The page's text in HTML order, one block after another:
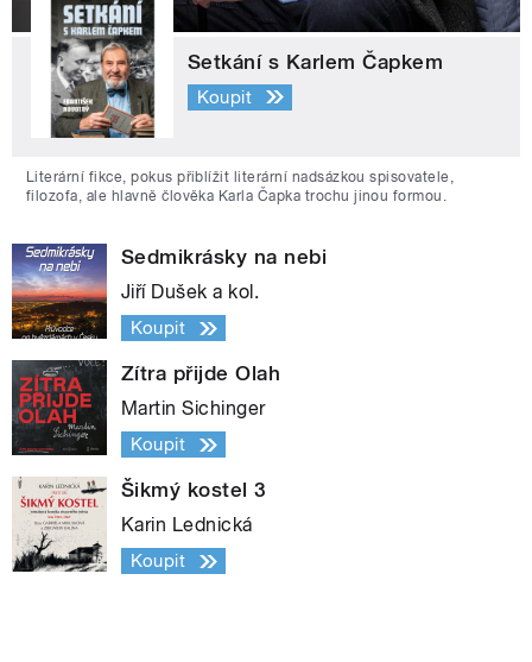
Setkání s Karlem Čapkem
Koupit
Literární fikce, pokus přiblížit literární nadsázkou spisovatele,
filozofa, ale hlavně člověka Karla Čapka trochu jinou formou.
Sedmikrásky na nebi
Jiří Dušek a kol.
Koupit
Zítra přijde Olah
Martin Sichinger
Koupit
Šikmý kostel 3
Karin Lednická
Koupit